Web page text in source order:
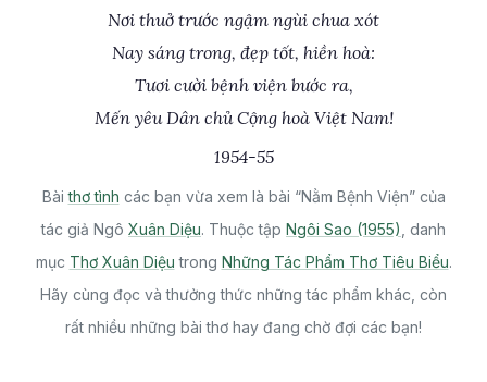
Nơi thuở trước ngậm ngùi chua xót
Nay sáng trong, đẹp tốt, hiền hoà:
Tươi cười bệnh viện bước ra,
Mến yêu Dân chủ Cộng hoà Việt Nam!
1954-55
Bàithơ tình các bạn vừa xem là bài “Nằm Bệnh Viện” của
tác giả Ngô Xuân Diệu. Thuộc tập Ngôi Sao (1955) , danh
mục Thơ Xuân Diệu trong Những Tác Phẩm Thơ Tiêu Biểu.
Hãy cùng đọc và thưởng thức những tác phẩm khác, còn
rất nhiều những bài thơ hay đang chờ đợi các bạn!